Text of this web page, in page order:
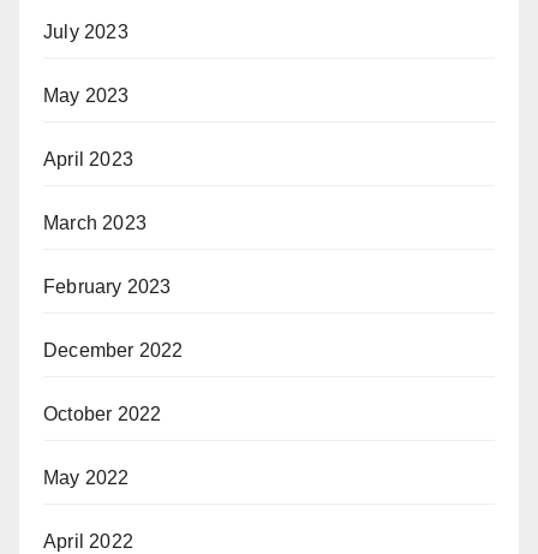
July 2023
May 2023
April 2023
March 2023
February 2023
December 2022
October 2022
May 2022
April 2022